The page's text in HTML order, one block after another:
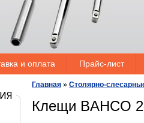
и оплата Прайс-лист
Главная » Столярно-
Клещи BAHCO